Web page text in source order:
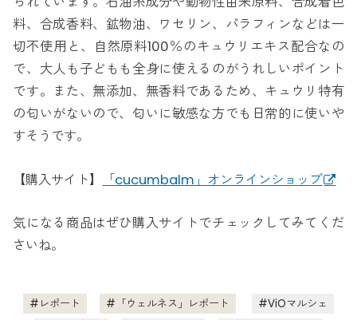
料、合成香料、鉱物油、ワセリン、パラフィンなどは一
切不使用と、自然原料100％のキュウリエキス配合なの
で、大人も子どもも全身に使えるのがうれしいポイント
です。また、無添加、無香料であるため、キュウリ特有
の匂いがないので、匂いに敏感な方でも日常的に使いや
すそうです。
【購入サイト】 「cucumbalm」オンラインショップ
気になる商品はぜひ購入サイトでチェックしてみてくだ
さいね。
レポート 「ウェルネス」レポート
ViOマルシェ